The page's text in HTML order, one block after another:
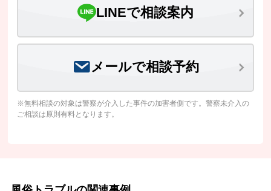
LINEで相談案内
メールで相談予約
※無料相談の対象は警察が介入した事件の加害者側です。警察未介入の
ご相談は原則有料となります。